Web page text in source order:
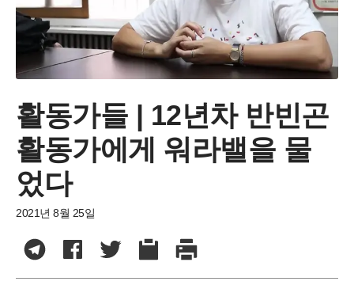
활동가들 | 12년차 반빈곤
활동가에게 워라밸을 물
었다
2021년 8월 25일